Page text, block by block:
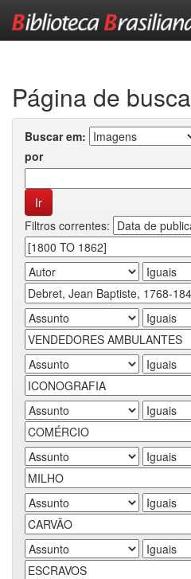
Página de busca
Buscar em:
por
Filtros correntes: